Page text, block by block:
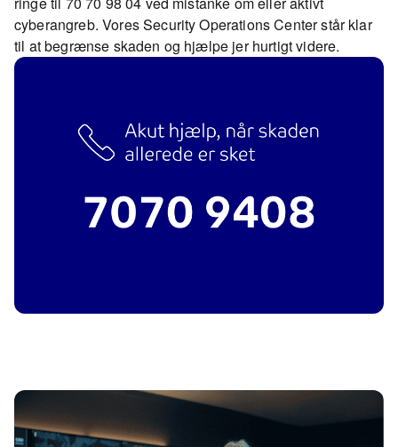
cyberangreb. Vores Security Operations Center står klar
til at begrænse skaden og hjælpe jer hurtigt videre.